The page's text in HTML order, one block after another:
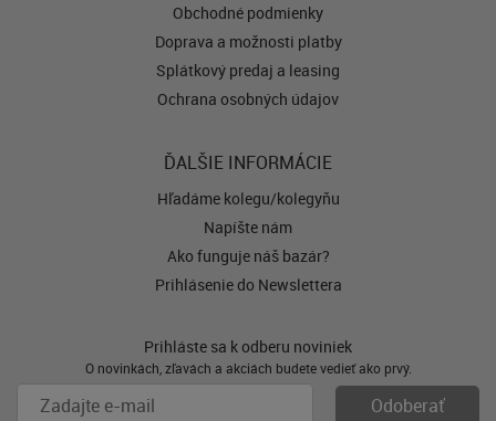
Obchodné podmienky
Doprava a možnosti platby
Splátkový predaj a leasing
Ochrana osobných údajov
ĎALŠIE INFORMÁCIE
Hľadáme kolegu/kolegyňu
Napíšte nám
Ako funguje náš bazár?
Prihlásenie do Newslettera
Prihláste sa k odberu noviniek
O novinkách, zľavách a akciách budete vedieť ako prvý.